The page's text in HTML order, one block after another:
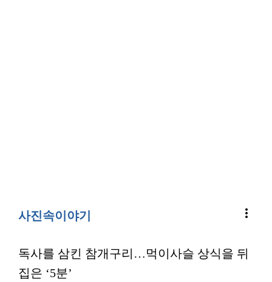
사진속이야기 more_vert
독사를 삼킨 참개구리…먹이사슬 상식을 뒤
집은 ‘5분’